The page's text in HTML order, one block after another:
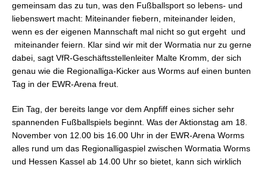
gemeinsam das zu tun, was den Fußballsport so lebens- und
liebenswert macht: Miteinander fiebern, miteinander leiden,
wenn es der eigenen Mannschaft mal nicht so gut ergeht  und
miteinander feiern. Klar sind wir mit der Wormatia nur zu gerne
dabei, sagt VfR-Geschäftsstellenleiter Malte Kromm, der sich
genau wie die Regionalliga-Kicker aus Worms auf einen bunten
Tag in der EWR-Arena freut.
Ein Tag, der bereits lange vor dem Anpfiff eines sicher sehr
spannenden Fußballspiels beginnt. Was der Aktionstag am 18.
November von 12.00 bis 16.00 Uhr in der EWR-Arena Worms
alles rund um das Regionalligaspiel zwischen Wormatia Worms
und Hessen Kassel ab 14.00 Uhr so bietet, kann sich wirklich